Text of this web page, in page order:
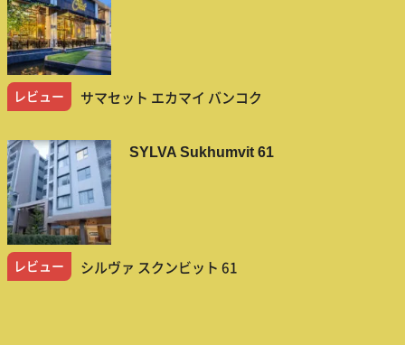
レビュー サマセット エカマイ バンコク
SYLVA Sukhumvit 61
レビュー シルヴァ スクンビット 61